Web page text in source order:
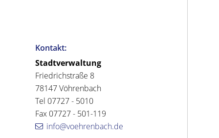
Kontakt:
Stadtverwaltung
Friedrichstraße 8
78147 Vöhrenbach
Tel 07727 - 5010
Fax 07727 - 501-119
info@voehrenbach.de